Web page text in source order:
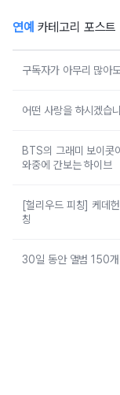
연예 카테고리 포스트
구독자가 아무리 많아
어떤 사랑을 하시겠습
BTS의 그래미 보이콧
와중에 간보는 하이브
[헐리우드 피칭] 케데
칭
30일 동안 앨범 150개